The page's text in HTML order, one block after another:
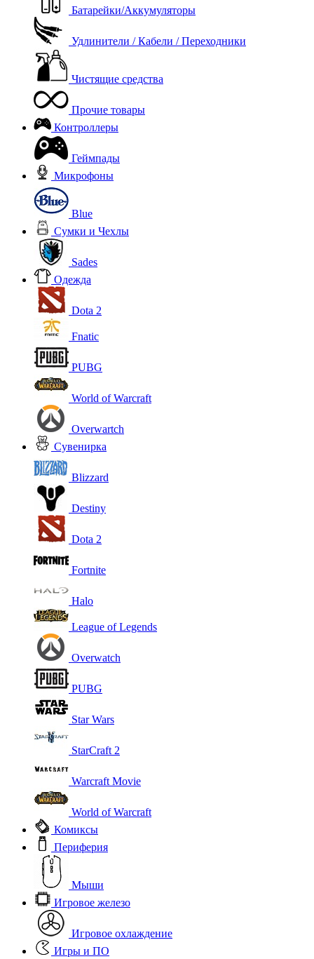
Батарейки/Аккумуляторы
Удлинители / Кабели / Переходники
Чистящие средства
Прочие товары
Контроллеры
Геймпады
Микрофоны
Blue
Сумки и Чехлы
Sades
Одежда
Dota 2
Fnatic
PUBG
World of Warcraft
Overwartch
Сувенирка
Blizzard
Destiny
Dota 2
Fortnite
Halo
League of Legends
Overwatch
PUBG
Star Wars
StarCraft 2
Warcraft Movie
World of Warcraft
Комиксы
Периферия
Мыши
Игровое железо
Игровое охлаждение
Игры и ПО